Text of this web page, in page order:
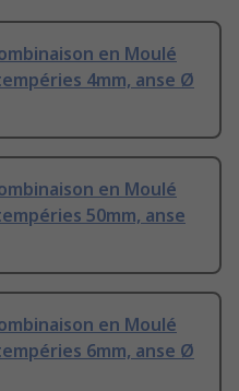
en Moulé
4mm, anse Ø
en Moulé
50mm, anse
en Moulé
6mm, anse Ø